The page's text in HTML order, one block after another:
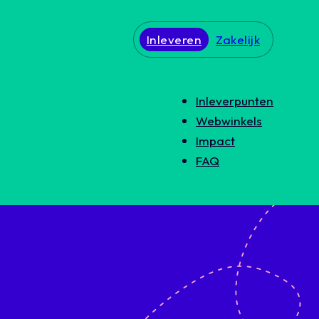
Inleveren Zakelijk
Inleverpunten
Webwinkels
Impact
FAQ